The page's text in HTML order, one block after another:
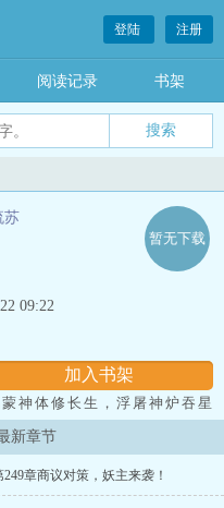
登陆 注册
阅读记录 书架
苏
加入书架
暂无下载
09:22
神体修长生，浮屠神炉吞星
新章节
249章商议对策，妖主来袭！